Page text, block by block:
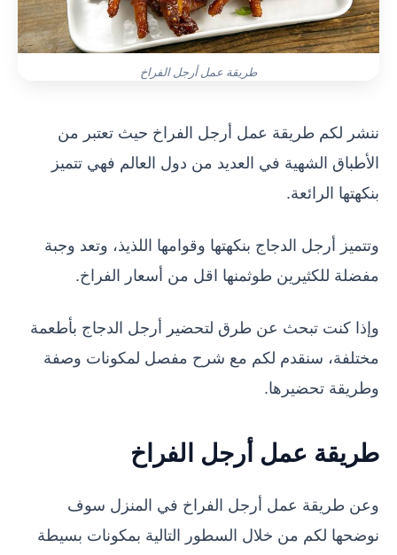
طريقة عمل أرجل الفراخ
ننشر لكم طريقة عمل أرجل الفراخ حيث تعتبر من
الأطباق الشهية في العديد من دول العالم فهي تتميز
بنكهتها الرائعة.
وتتميز أرجل الدجاج بنكهتها وقوامها اللذيذ، وتعد وجبة
مفضلة للكثيرين طوثمنها اقل من أسعار الفراخ.
وإذا كنت تبحث عن طرق لتحضير أرجل الدجاج بأطعمة
مختلفة، سنقدم لكم مع شرح مفصل لمكونات وصفة
وطريقة تحضيرها.
طريقة عمل أرجل الفراخ
وعن طريقة عمل أرجل الفراخ في المنزل سوف
نوضحها لكم من خلال السطور التالية بمكونات بسيطة